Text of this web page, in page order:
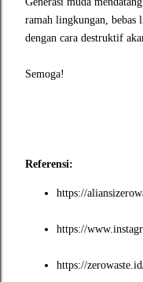
ramah lingkungan, bebas
dengan cara destruktif
Semoga!
Referensi:
https://
https://
https://